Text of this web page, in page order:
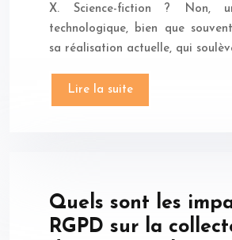
X. Science-fiction ? Non,
technologique, bien que
sa réalisation actuelle, qui
Lire la suite
Quels sont les
RGPD sur la